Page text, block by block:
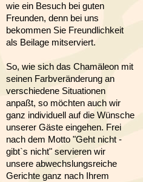
Impressum
wie ein Besuch bei guten
Freunden, denn bei uns
bekommen Sie Freundlichkeit
als Beilage mitserviert.
So, wie sich das Chamäleon mit
seinen Farbveränderung an
verschiedene Situationen
anpaßt, so möchten auch wir
ganz individuell auf die Wünsche
unserer Gäste eingehen. Frei
nach dem Motto "Geht nicht -
gibt`s nicht" servieren wir
unsere abwechslungsreiche
Gerichte ganz nach Ihrem